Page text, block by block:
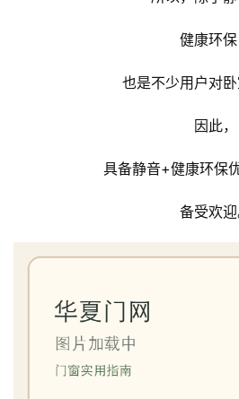
健康环保
也是不少用户对卧
因此，
具备静音+健康环保
备受欢迎